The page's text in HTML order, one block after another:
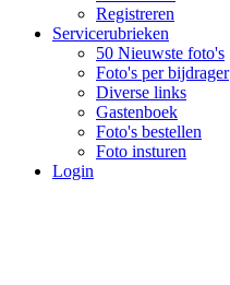
Registreren
Servicerubrieken
50 Nieuwste foto's
Foto's per bijdrager
Diverse links
Gastenboek
Foto's bestellen
Foto insturen
Login